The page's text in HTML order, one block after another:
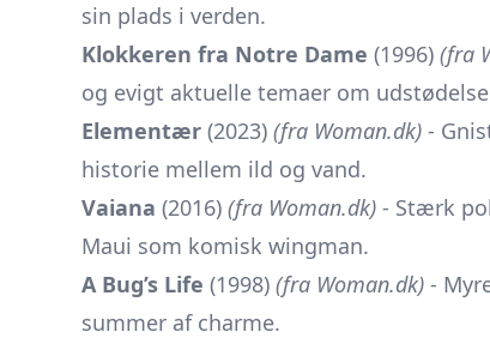
sin plads i verden.
Klokkeren fra Notre Dame (1996) (fra
og evigt aktuelle temaer om
Elementær (2023) (fra Woman.dk) -
historie mellem ild og vand.
Vaiana (2016) (fra Woman.dk) - Stærk
Maui som komisk wingman.
A Bug’s Life (1998) (fra Woman.dk) -
summer af charme.